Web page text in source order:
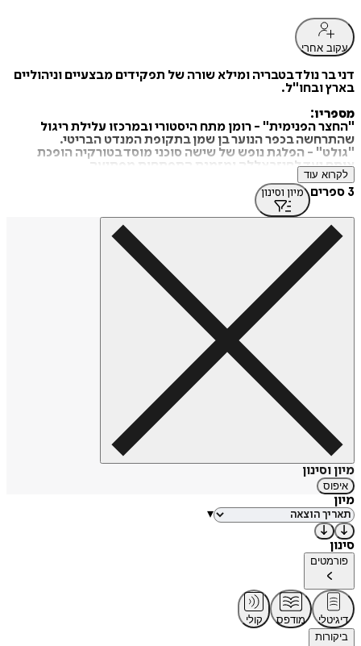
עקוב אחרי
דני בר נולד בטבריה ומילא שורה של תפקידים מבצעיים וניהוליים
בארץ ובחו"ל.
מספריו:
"החצר הפנימית" - רומן מתח היסטורי ובמרכזו עלילת ריגול
שהתרחשה בכפר הנוער בן שמן בתקופת המנדט הבריטי.
"גולט" - הפלגת נופש של שישה סוכני מוסד בטורקיה הופכת
אותם יעד לחיזבאללה ומזמנת התפתחות מפתיעה.
לקרוא עוד
3 ספרים מיון וסינון
מיון וסינון
איפוס
מיון
▾
סינון
פורמטים
דיגיטלי מודפס
קולי
ביקורות